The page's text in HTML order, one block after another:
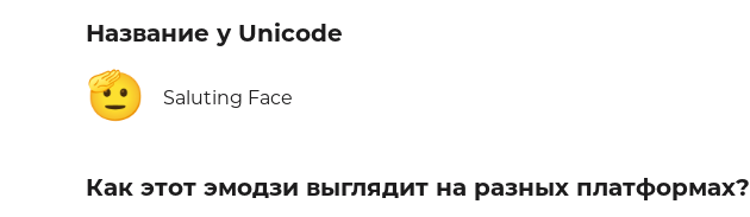
Название у Unicode
🫡 Saluting Face
Как этот эмодзи выглядит на разных платформах?